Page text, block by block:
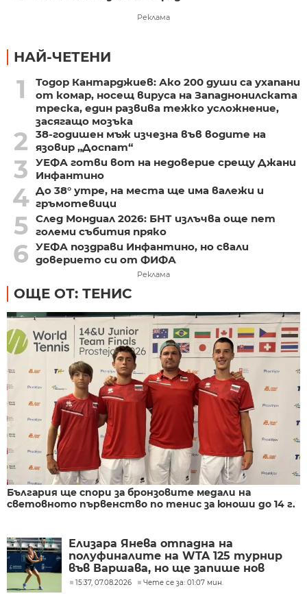
Реклама
НАЙ-ЧЕТЕНИ
1
Тодор Кантарджиев: Ако 200 души са ухапани
от комар, носещ вируса на Западнонилската
треска, един развива тежко усложнение,
засягащо мозъка
2
38-годишен мъж изчезна във водите на
язовир „Доспат“
3
УЕФА готви вот на недоверие срещу Джани
Инфантино
4 До 38° утре, на места ще има валежи и
гръмотевици
5 След Мондиал 2026: БНТ излъчва още пет
големи събития пряко
6 УЕФА поздрави Инфантино, но свали
доверието си от ФИФА
Реклама
ОЩЕ ОТ: ТЕНИС
България ще спори за бронзовите медали на
световното първенство по тенис за юноши до 14 г.
Елизара Янева отпадна на
полуфиналите на WTA 125 турнир
във Варшава, но ще запише нов
рекорден ранкинг
15:37, 07.08.2026 Чете се за: 01:07 мин.